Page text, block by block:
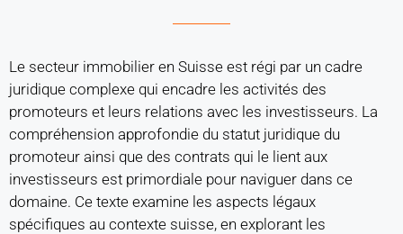
Le secteur immobilier en Suisse est régi par un cadre
juridique complexe qui encadre les activités des
promoteurs et leurs relations avec les investisseurs. La
compréhension approfondie du statut juridique du
promoteur ainsi que des contrats qui le lient aux
investisseurs est primordiale pour naviguer dans ce
domaine. Ce texte examine les aspects légaux
spécifiques au contexte suisse, en explorant les